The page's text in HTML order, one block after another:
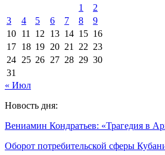
1
2
3
4 5 6 7 8
9
10 11 12 13 14 15 16
17 18 19 20 21 22 23
24 25 26 27 28 29 30
31
« Июл
Новость дня:
Вениамин Кондратьев: «Трагедия в
Оборот потребительской сферы